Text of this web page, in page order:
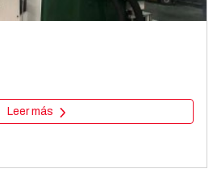
Leer más